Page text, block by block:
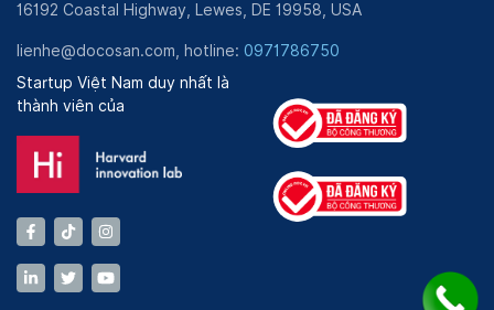
16192 Coastal Highway, Lewes, DE 19958, USA
lienhe@docosan.com, hotline: 0971786750
Startup Việt Nam duy nhất là
thành viên của